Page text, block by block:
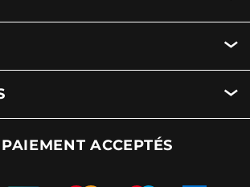
ACCEPTÉS